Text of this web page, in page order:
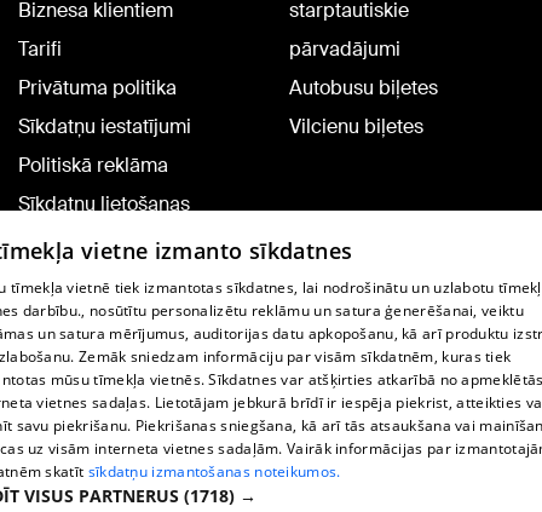
Biznesa klientiem
Tarifi
Privātuma politika
Sīkdatņu iestatījumi
Politiskā reklāma
Sīkdatņu lietošanas
noteikumi
Komentāru pievienošana
starptautiskie
pārvadājumi
Autobusu biļetes
Vilcienu biļetes
TV programma
Līguma noteikumi
360 Ziņu kontakti
Helio Media
vietne izmanto sīkdatnes
tīmekļa vietnē tiek izmantotas sīkdatnes, lai nodrošinātu un uzlabotu
darbību., nosūtītu personalizētu reklāmu un satura ģenerēšanai, veiktu
un satura mērījumus, auditorijas datu apkopošanu, kā arī produktu
Zemāk sniedzam informāciju par visām sīkdatnēm, kuras tiek
mūsu tīmekļa vietnēs. Sīkdatnes var atšķirties atkarībā no
vietnes sadaļas. Lietotājam jebkurā brīdī ir iespēja piekrist, atteikties
savu piekrišanu. Piekrišanas sniegšana, kā arī tās atsaukšana vai
uz visām interneta vietnes sadaļām. Vairāk informācijas par
skatīt sīkdatņu izmantošanas noteikumos.
VISUS PARTNERUS (1718) →